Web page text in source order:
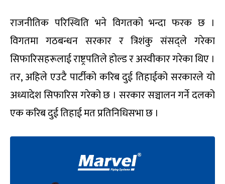
राजनीतिक परिस्थिति भने विगतको भन्दा फरक छ ।
विगतमा गठबन्धन सरकार र त्रिशंकु संसद्ले गरेका
सिफारिसहरूलाई राष्ट्रपतिले होल्ड र अस्वीकार गरेका थिए ।
तर, अहिले एउटै पार्टीको करिब दुई तिहाईको सरकारले यो
अध्यादेश सिफारिस गरेको छ । सरकार सञ्चालन गर्ने दलको
एक करिब दुई तिहाई मत प्रतिनिधिसभा छ ।